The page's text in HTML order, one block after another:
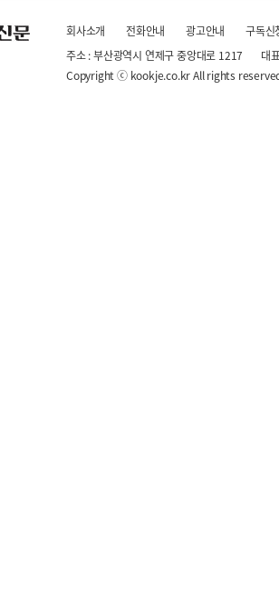
회사소개 전화안내 광고안내
구독신
주소 : 부산광역시 연제구 중앙대로 1217
대
Copyright ⓒ kookje.co.kr All rights